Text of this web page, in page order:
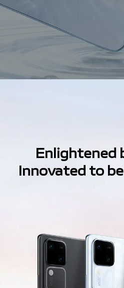
Enlightened
Innovated to